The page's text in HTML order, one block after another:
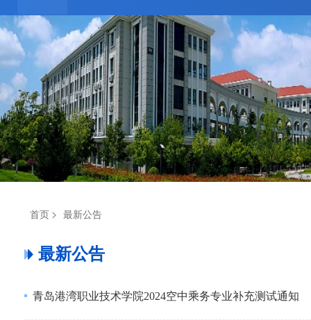
首页 最新公告
最新公告
青岛港湾职业技术学院2024空中乘务专业补充测试通知